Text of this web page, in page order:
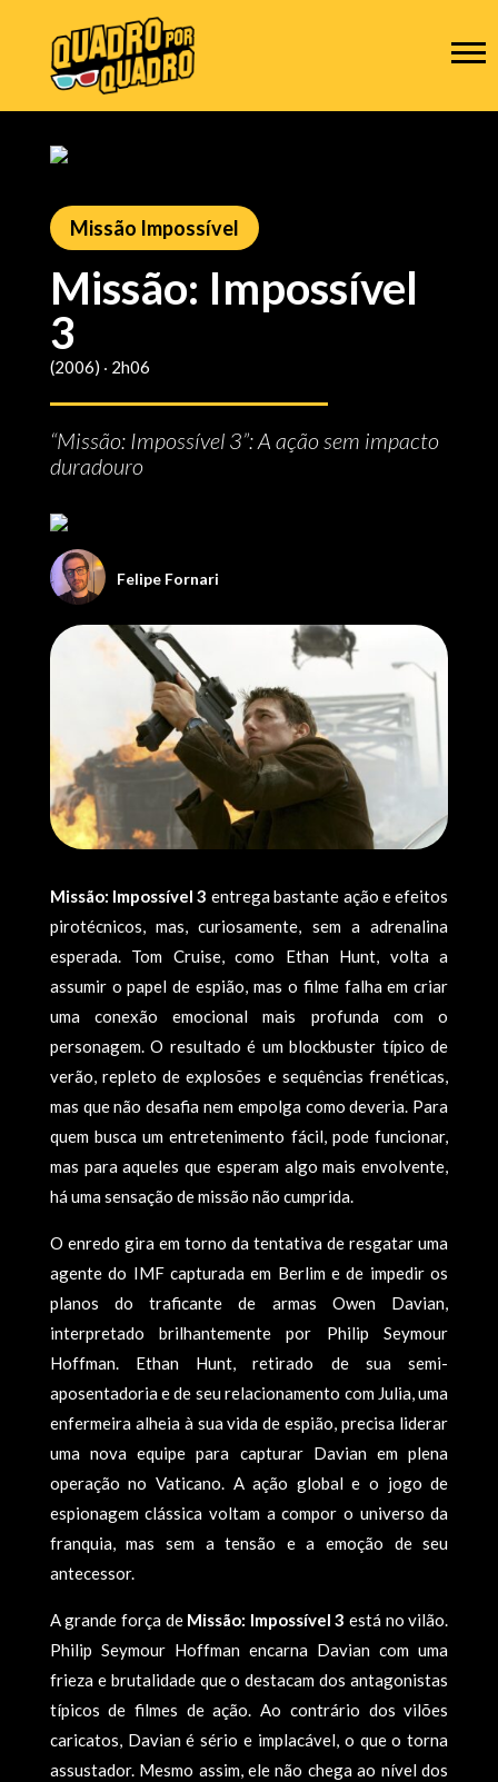
Missão Impossível
Missão: Impossível
3
(2006) ‧ 2h06
“Missão: Impossível 3”: A ação sem impacto
duradouro
Felipe Fornari
Missão: Impossível 3 entrega bastante ação e efeitos
pirotécnicos, mas, curiosamente, sem a adrenalina
esperada. Tom Cruise, como Ethan Hunt, volta a
assumir o papel de espião, mas o filme falha em criar
uma conexão emocional mais profunda com o
personagem. O resultado é um blockbuster típico de
verão, repleto de explosões e sequências frenéticas,
mas que não desafia nem empolga como deveria. Para
quem busca um entretenimento fácil, pode funcionar,
mas para aqueles que esperam algo mais envolvente,
há uma sensação de missão não cumprida.
O enredo gira em torno da tentativa de resgatar uma
agente do IMF capturada em Berlim e de impedir os
planos do traficante de armas Owen Davian,
interpretado brilhantemente por Philip Seymour
Hoffman. Ethan Hunt, retirado de sua semi-
aposentadoria e de seu relacionamento com Julia, uma
enfermeira alheia à sua vida de espião, precisa liderar
uma nova equipe para capturar Davian em plena
operação no Vaticano. A ação global e o jogo de
espionagem clássica voltam a compor o universo da
franquia, mas sem a tensão e a emoção de seu
antecessor.
A grande força de Missão: Impossível 3 está no vilão.
Philip Seymour Hoffman encarna Davian com uma
frieza e brutalidade que o destacam dos antagonistas
típicos de filmes de ação. Ao contrário dos vilões
caricatos, Davian é sério e implacável, o que o torna
assustador. Mesmo assim, ele não chega ao nível dos